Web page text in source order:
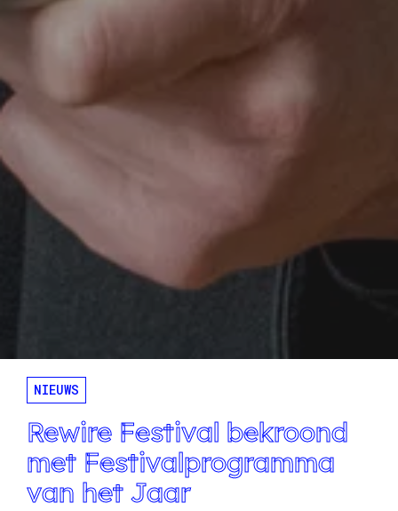
NIEUWS
Rewire Festival bekroond
met Festivalprogramma
van het Jaar